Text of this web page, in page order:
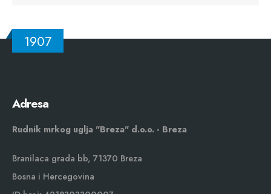
1907
Adresa
Rudnik mrkog uglja "Breza" d.o.o. - Breza
Branilaca grada bb, 71370 Breza
Bosna i Hercegovina